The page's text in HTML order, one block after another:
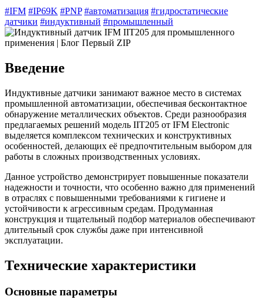
#IFM #IP69K #PNP #автоматизация #гидростатические
датчики #индуктивный #промышленный
Введение
Индуктивные датчики занимают важное место в системах
промышленной автоматизации, обеспечивая бесконтактное
обнаружение металлических объектов. Среди разнообразия
предлагаемых решений модель IIT205 от IFM Electronic
выделяется комплексом технических и конструктивных
особенностей, делающих её предпочтительным выбором для
работы в сложных производственных условиях.
Данное устройство демонстрирует повышенные показатели
надежности и точности, что особенно важно для применений
в отраслях с повышенными требованиями к гигиене и
устойчивости к агрессивным средам. Продуманная
конструкция и тщательный подбор материалов обеспечивают
длительный срок службы даже при интенсивной
эксплуатации.
Технические характеристики
Основные параметры